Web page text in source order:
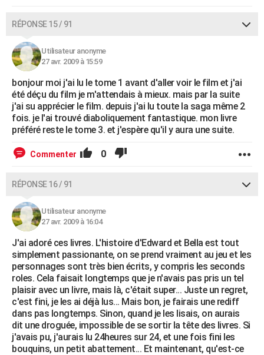
RÉPONSE 15 / 91
Utilisateur anonyme
27 avr. 2009 à 15:59
bonjour moi j'ai lu le tome 1 avant d'aller voir le film et j'ai
été déçu du film je m'attendais à mieux. mais par la suite
j'ai su apprécier le film. depuis j'ai lu toute la saga même 2
fois. je l'ai trouvé diaboliquement fantastique. mon livre
préféré reste le tome 3. et j'espère qu'il y aura une suite.
Commenter 0
RÉPONSE 16 / 91
Utilisateur anonyme
27 avr. 2009 à 16:04
J'ai adoré ces livres. L'histoire d'Edward et Bella est tout
simplement passionante, on se prend vraiment au jeu et les
personnages sont très bien écrits, y compris les seconds
roles. Cela faisait longtemps que je n'avais pas pris un tel
plaisir avec un livre, mais là, c'était super... Juste un regret,
c'est fini, je les ai déjà lus... Mais bon, je fairais une rediff
dans pas longtemps. Sinon, quand je les lisais, on aurais
dit une droguée, impossible de se sortir la tête des livres. Si
j'avais pu, j'aurais lu 24heures sur 24, et une fois fini les
bouquins, un petit abattement... Et maintenant, qu'est-ce